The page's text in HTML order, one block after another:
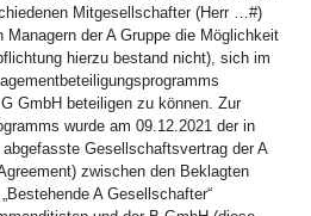
Mitgesellschafter (Herr …#)
Managern der A Gruppe die Möglichkeit
hierzu bestand nicht), sich im
GmbH beteiligen zu können. Zur
wurde am 09.12.2021 der in
Gesellschaftsvertrag der A
zwischen den Beklagten
A Gesellschafter“